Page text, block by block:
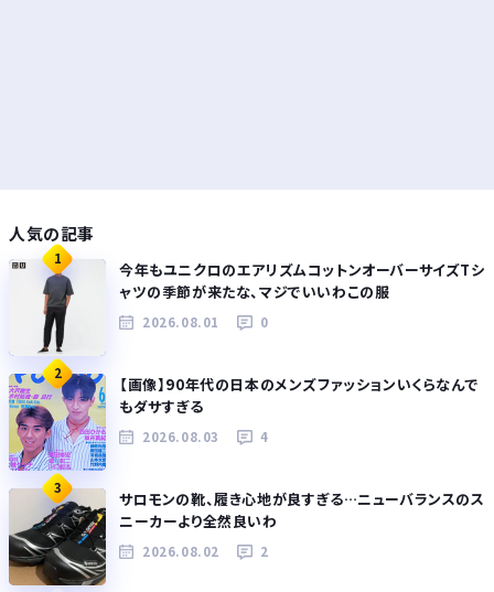
人気の記事
1
今年もユニクロのエアリズムコットンオーバーサイズTシ
ャツの季節が来たな、マジでいいわこの服
2026.08.01 0
2
【画像】90年代の日本のメンズファッションいくらなんで
もダサすぎる
2026.08.03 4
3
サロモンの靴、履き心地が良すぎる…ニューバランスのス
ニーカーより全然良いわ
2026.08.02 2